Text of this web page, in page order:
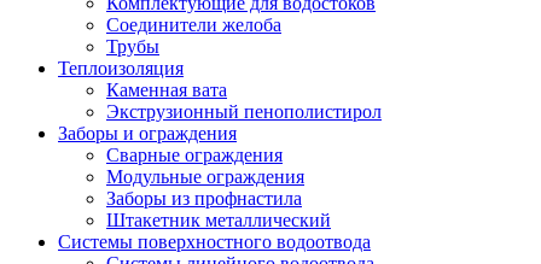
Соединители желоба
Трубы
Теплоизоляция
Каменная вата
Экструзионный пенополистирол
Заборы и ограждения
Сварные ограждения
Модульные ограждения
Заборы из профнастила
Штакетник металлический
Системы поверхностного водоотвода